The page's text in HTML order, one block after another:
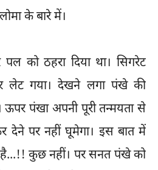
के बारे में।
को ठहरा दिया था। सिगरेट
लेट गया। देखने लगा पंखे की
पंखा अपनी पूरी तन्मयता से
देने पर नहीं घूमेगा। इस बात में
है...!! कुछ नहीं। पर सनत पंखे को